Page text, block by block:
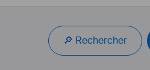
🔎 Rechercher
peux également me déplacer
même à